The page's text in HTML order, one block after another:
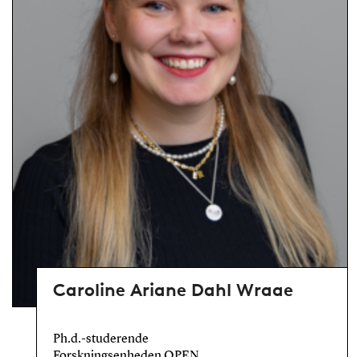
Caroline Ariane Dahl Wraae
Ph.d.-studerende